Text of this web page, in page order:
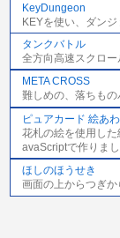
KeyDungeon
KEYを使い、ダン
タンクバトル
全方向高速スクロ
META CROSS
難しめの、落ちも
ピュアカード 絵あ
花札の絵を使用し
avaScriptで作りま
ほしのほうせき
画面の上からつぎ